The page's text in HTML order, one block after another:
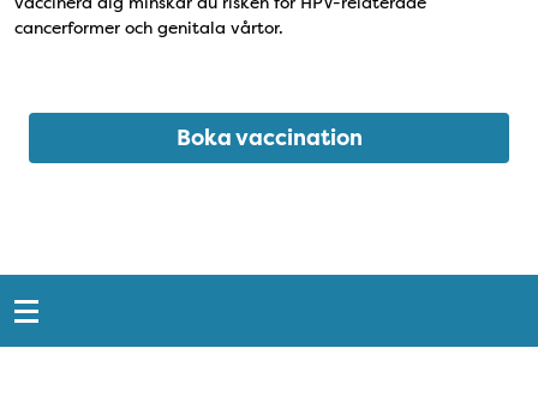
cancerformer och genitala vårtor.
Boka vaccination
Snabblänkar